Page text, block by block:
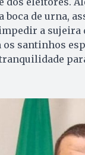
boca de urna,
a sujeira
os santinhos